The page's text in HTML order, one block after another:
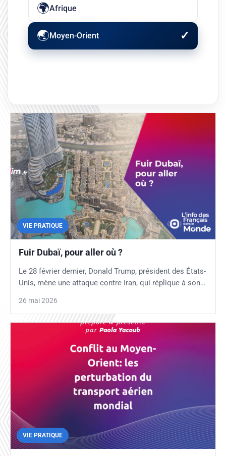
Afrique
Moyen-Orient
VIE PRATIQUE
Fuir Dubaï, pour aller où ?
Le 28 février dernier, Donald Trump, président des États-
Unis, mène une attaque contre Iran, qui réplique à son…
26 mai 2026
VIE PRATIQUE